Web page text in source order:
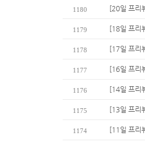
1180 [20일 프리
1179 [18일 프리
1178 [17일 프리
1177 [16일 프리
1176 [14일 프리
1175 [13일 프리
1174 [11일 프리